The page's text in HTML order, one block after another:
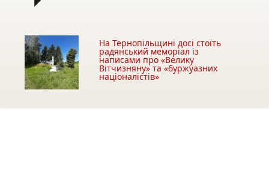
На Тернопільщині досі стоїть
радянський меморіал із
написами про «Велику
Вітчизняну» та «буржуазних
націоналістів»